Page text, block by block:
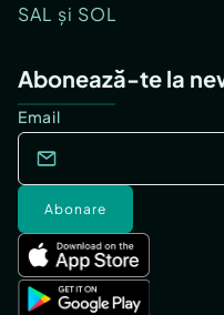
SAL și SOL
Abonează-te la
Email
Abonare